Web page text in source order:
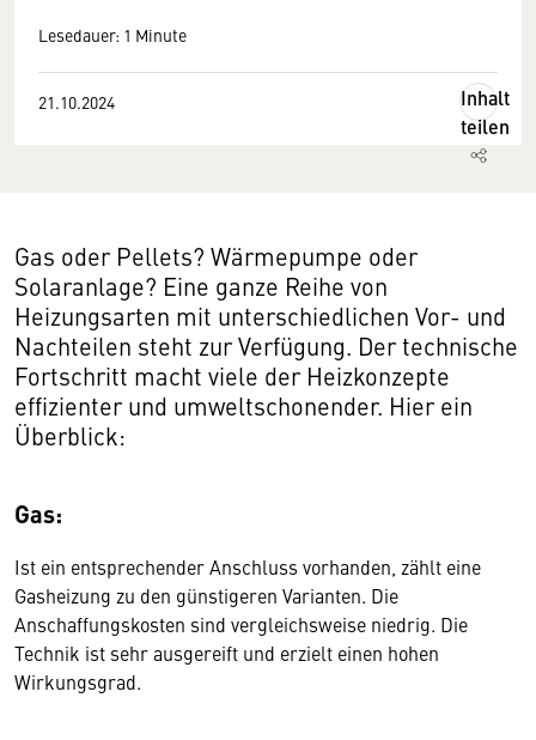
Lesedauer: 1 Minute
21.10.2024
Inhalt
teilen
Gas oder Pellets? Wärmepumpe oder
Solaranlage? Eine ganze Reihe von
Heizungsarten mit unterschiedlichen Vor- und
Nachteilen steht zur Verfügung. Der technische
Fortschritt macht viele der Heizkonzepte
effizienter und umweltschonender. Hier ein
Überblick:
Gas:
Ist ein entsprechender Anschluss vorhanden, zählt eine
Gasheizung zu den günstigeren Varianten. Die
Anschaffungskosten sind vergleichsweise niedrig. Die
Technik ist sehr ausgereift und erzielt einen hohen
Wirkungsgrad.